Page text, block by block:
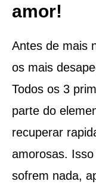
amor!
Antes de mais
os mais
Todos os 3
parte do
recuperar
amorosas.
sofrem nada,